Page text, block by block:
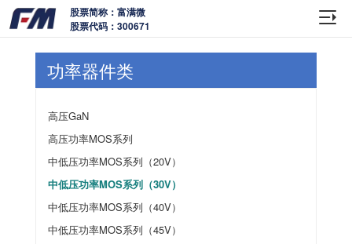
股票简称：富满微
股票代码：300671
功率器件类
高压GaN
高压功率MOS系列
中低压功率MOS系列（20V）
中低压功率MOS系列（30V）
中低压功率MOS系列（40V）
中低压功率MOS系列（45V）